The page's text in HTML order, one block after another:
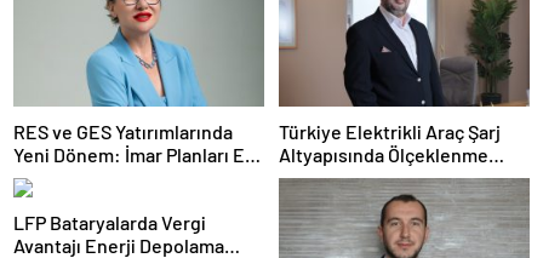
RES ve GES Yatırımlarında
Yeni Dönem: İmar Planları Eş
Zamanlı Yürütülebilecek
Türkiye Elektrikli Araç Şarj
Altyapısında Ölçeklenme
Dönemine Girdi
LFP Bataryalarda Vergi
Avantajı Enerji Depolama